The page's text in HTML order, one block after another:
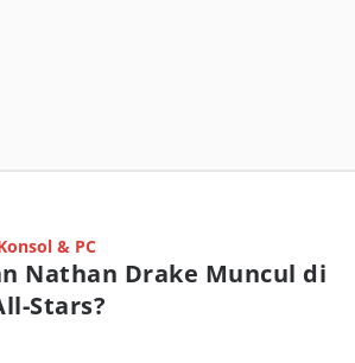
& PC
Nathan Drake Muncul di
Stars?